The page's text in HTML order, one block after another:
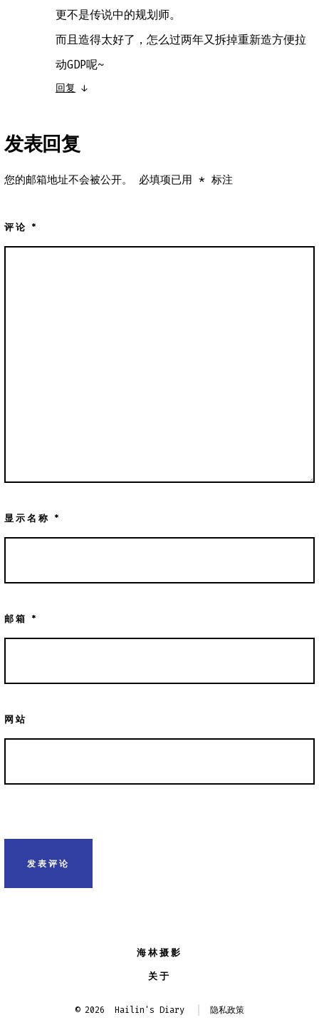
更不是传说中的规划师。
而且造得太好了，怎么过两年又拆掉重新造方便拉
动GDP呢~
回复 ↓
发表回复
您的邮箱地址不会被公开。 必填项已用* 标注
评论*
显示名称*
邮箱*
网站
海林摄影
关于
© 2026 Hailin's Diary 隐私政策